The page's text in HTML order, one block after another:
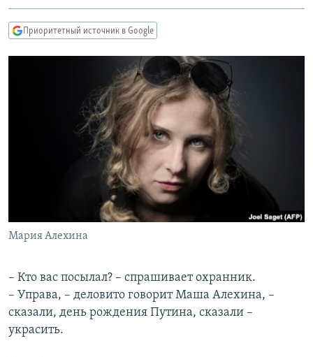
Вернутся
поиску
СЕВЕР.РЕАЛИИ
РАСПИСАНИЕ ВЕЩАНИЯ
ПОДПИШИТЕСЬ НА РАССЫЛКУ
СОЦИАЛЬНЫЕ СЕТИ
Приоритетный источник в Google
Мария Алехина
– Кто вас посылал? – спрашивает охранник.
– Управа, – деловито говорит Маша Алехина, –
сказали, день рождения Путина, сказали –
украсить.